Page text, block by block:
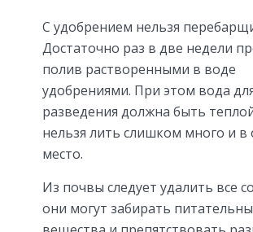
С удобрением нельзя
Достаточно раз в две недели
полив растворенными в воде
удобрениями. При этом вода
разведения должна быть
нельзя лить слишком много и в
место.
Из почвы следует удалить все
они могут забирать